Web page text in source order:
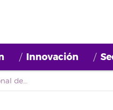
Innovación
Primer listado provisional de la convocatoria de selección de personal para conformar una bolsa de empleo para impartir docencia de ITALIANO en el Servicio de Idiomas